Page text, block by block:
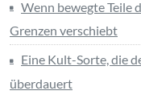
Wenn bewegte Teile
Grenzen verschiebt
Eine Kult-Sorte, die
überdauert